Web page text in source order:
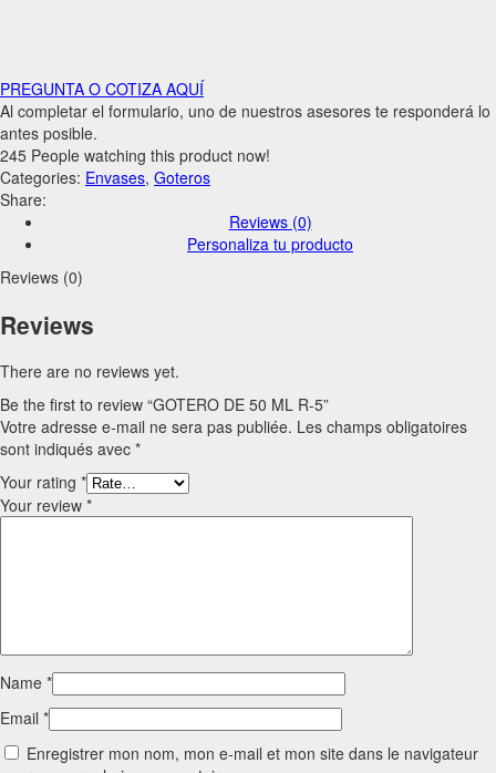
PREGUNTA O COTIZA AQUÍ
Al completar el formulario, uno de nuestros asesores te responderá lo
antes posible.
245 People watching this product now!
Categories: Envases, Goteros
Share:
Reviews (0)
Personaliza tu producto
Reviews (0)
Reviews
There are no reviews yet.
Be the first to review “GOTERO DE 50 ML R-5”
Votre adresse e-mail ne sera pas publiée. Les champs obligatoires
sont indiqués avec *
Your rating *
Your review *
Name *
Email *
Enregistrer mon nom, mon e-mail et mon site dans le navigateur